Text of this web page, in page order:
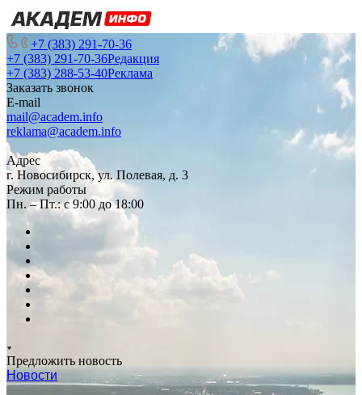
+7 (383) 291-70-36
+7 (383) 291-70-36Редакция
+7 (383) 288-53-40Реклама
Заказать звонок
E-mail
mail@academ.info
reklama@academ.info
Адрес
г. Новосибирск, ул. Полевая, д. 3
Режим работы
Пн. – Пт.: с 9:00 до 18:00
Предложить новость
Новости